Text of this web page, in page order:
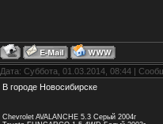
Дата: Суббота, 01.03.2014, 08:44 |
В городе Новосибирске
Chevrolet AVALANCHE 5.3 Серый 2004г